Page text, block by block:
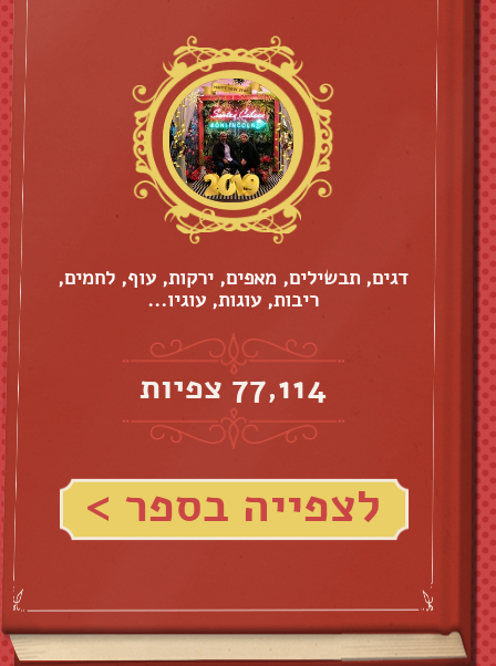
דגים, תבשילים, מאפים, ירקות, עוף, לחמים,
ריבות, עוגות, עוגיו...
77,114 צפיות
לצפייה בספר >